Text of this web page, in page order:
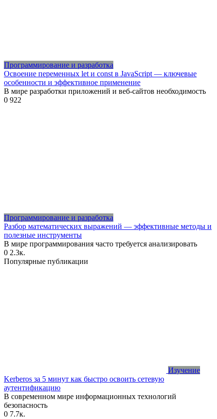
Программирование и разработка
Освоение переменных let и const в JavaScript — ключевые
особенности и эффективное применение
В мире разработки приложений и веб-сайтов необходимость
0 922
Программирование и разработка
Разбор математических выражений — эффективные методы и
полезные инструменты
В мире программирования часто требуется анализировать
0 2.3к.
Популярные публикации
Изучение
Kerberos за 5 минут как быстро освоить сетевую
аутентификацию
В современном мире информационных технологий
безопасность
0 7.7к.